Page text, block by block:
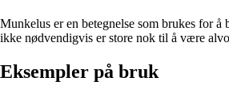
Munkelus er en betegnelse som brukes for
ikke nødvendigvis er store nok til å være
Eksempler på bruk